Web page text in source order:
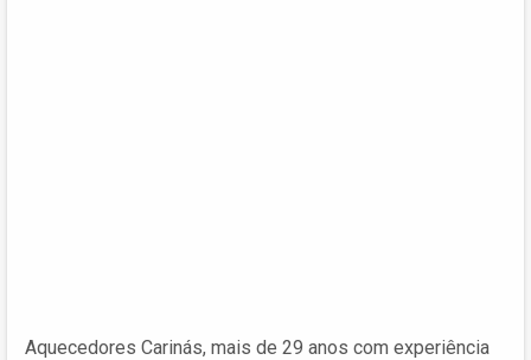
Aquecedores Carinás, mais de 29 anos com experiência